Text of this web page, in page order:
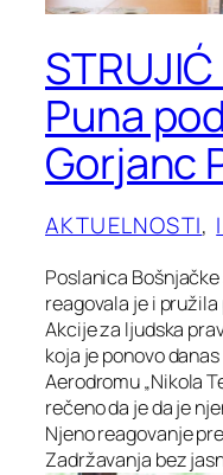
Puna
Gorjanc
AKTUELNOSTI,
Poslanica
reagovala je i
Akcije za ljudska
koja je ponovo
Aerodromu „Nikola
rečeno da je da je
Njeno reagovanje
Zadržavanja bez